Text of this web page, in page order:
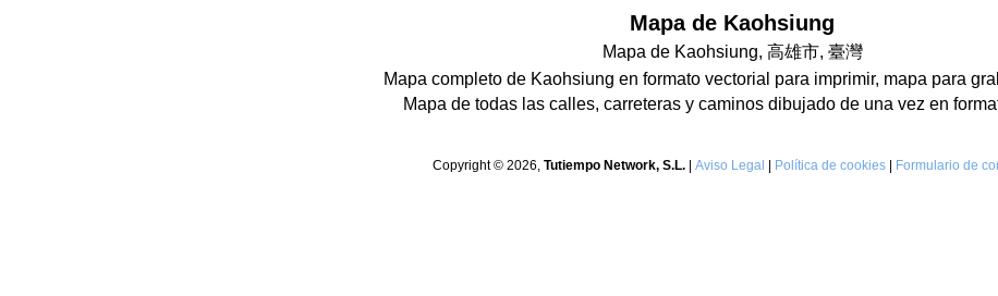
Mapa de Kaohsiung
Mapa de Kaohsiung, 高雄市, 臺灣
Mapa completo de Kaohsiung en formato vectorial para imprimir, mapa para
Mapa de todas las calles, carreteras y caminos dibujado de una vez en
Copyright © 2026, Tutiempo Network, S.L. Aviso Legal Política de cookies Formulario de